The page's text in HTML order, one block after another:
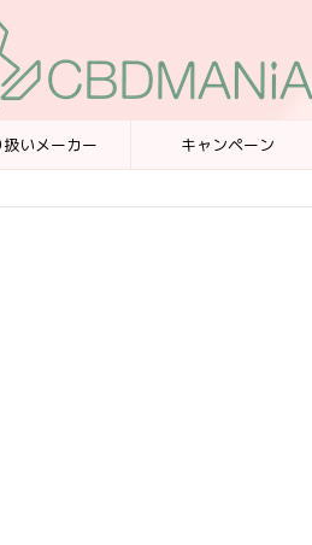
いメーカー キャンペーン